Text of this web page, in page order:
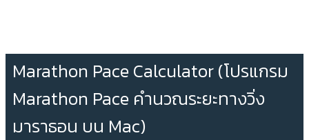
Marathon Pace Calculator (โปรแกรม
Marathon Pace คำนวณระยะทางวิ่ง
มาราธอน บน Mac)